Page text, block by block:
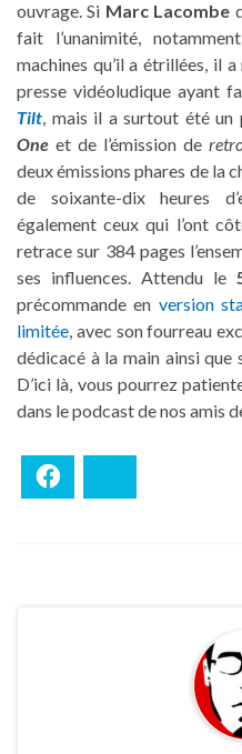
ouvrage. Si Marc Lacombe
fait l’unanimité,
machines qu’il a étrillées, il
presse vidéoludique ayant
Tilt, mais il a surtout été un
One et de l’émission de
deux émissions phares de la
de soixante-dix heures
également ceux qui l’ont
retrace sur 384 pages
ses influences. Attendu le
précommande en version
limitée, avec son fourreau
dédicacé à la main ainsi que
D’ici là, vous pourrez
dans le podcast de nos amis